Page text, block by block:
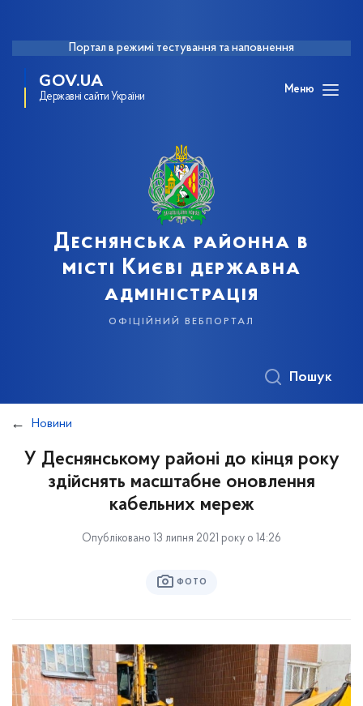
Портал в режимі тестування та наповнення
GOV.UA
Державні сайти України
Меню
Деснянська районна в
місті Києві державна
адміністрація
офіційний вебпортал
Пошук
Новини
У Деснянському районі до кінця року
здійснять масштабне оновлення
кабельних мереж
Опубліковано 13 липня 2021 року о 14:26
ФОТО